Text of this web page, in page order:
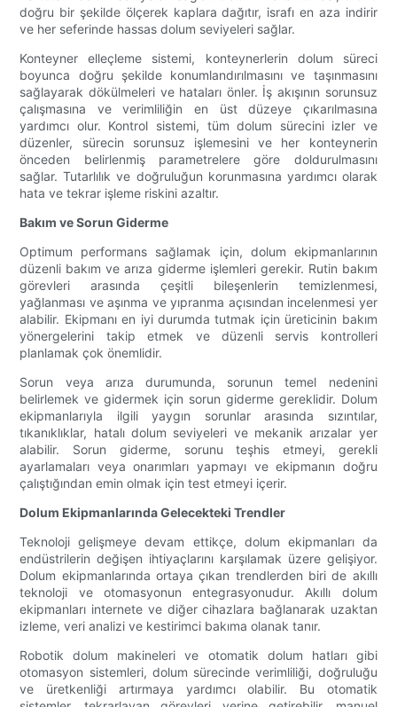
doğru bir şekilde ölçerek kaplara dağıtır, israfı en aza indirir
ve her seferinde hassas dolum seviyeleri sağlar.
Konteyner elleçleme sistemi, konteynerlerin dolum süreci
boyunca doğru şekilde konumlandırılmasını ve taşınmasını
sağlayarak dökülmeleri ve hataları önler. İş akışının sorunsuz
çalışmasına ve verimliliğin en üst düzeye çıkarılmasına
yardımcı olur. Kontrol sistemi, tüm dolum sürecini izler ve
düzenler, sürecin sorunsuz işlemesini ve her konteynerin
önceden belirlenmiş parametrelere göre doldurulmasını
sağlar. Tutarlılık ve doğruluğun korunmasına yardımcı olarak
hata ve tekrar işleme riskini azaltır.
Bakım ve Sorun Giderme
Optimum performans sağlamak için, dolum ekipmanlarının
düzenli bakım ve arıza giderme işlemleri gerekir. Rutin bakım
görevleri arasında çeşitli bileşenlerin temizlenmesi,
yağlanması ve aşınma ve yıpranma açısından incelenmesi yer
alabilir. Ekipmanı en iyi durumda tutmak için üreticinin bakım
yönergelerini takip etmek ve düzenli servis kontrolleri
planlamak çok önemlidir.
Sorun veya arıza durumunda, sorunun temel nedenini
belirlemek ve gidermek için sorun giderme gereklidir. Dolum
ekipmanlarıyla ilgili yaygın sorunlar arasında sızıntılar,
tıkanıklıklar, hatalı dolum seviyeleri ve mekanik arızalar yer
alabilir. Sorun giderme, sorunu teşhis etmeyi, gerekli
ayarlamaları veya onarımları yapmayı ve ekipmanın doğru
çalıştığından emin olmak için test etmeyi içerir.
Dolum Ekipmanlarında Gelecekteki Trendler
Teknoloji gelişmeye devam ettikçe, dolum ekipmanları da
endüstrilerin değişen ihtiyaçlarını karşılamak üzere gelişiyor.
Dolum ekipmanlarında ortaya çıkan trendlerden biri de akıllı
teknoloji ve otomasyonun entegrasyonudur. Akıllı dolum
ekipmanları internete ve diğer cihazlara bağlanarak uzaktan
izleme, veri analizi ve kestirimci bakıma olanak tanır.
Robotik dolum makineleri ve otomatik dolum hatları gibi
otomasyon sistemleri, dolum sürecinde verimliliği, doğruluğu
ve üretkenliği artırmaya yardımcı olabilir. Bu otomatik